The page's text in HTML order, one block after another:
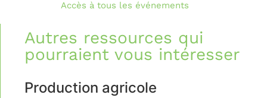
Accès à tous les événements
Autres ressources qui
pourraient vous intéresser
Production agricole